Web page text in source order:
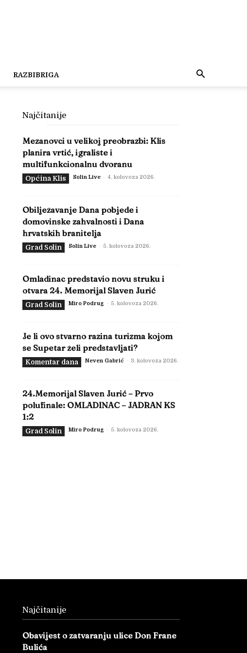
RAZBIBRIGA
Najčitanije
Mezanovci u velikoj preobrazbi: Klis
planira vrtić, igralište i
multifunkcionalnu dvoranu
Općina Klis Solin Live - 4. kolovoza 2026.
Obilježavanje Dana pobjede i
domovinske zahvalnosti i Dana
hrvatskih branitelja
Grad Solin Solin Live - 5. kolovoza 2026.
Omladinac predstavio novu struku i
otvara 24. Memorijal Slaven Jurić
Grad Solin Miro Podrug - 5. kolovoza 2026.
Je li ovo stvarno razina turizma kojom
se Supetar želi predstavljati?
Komentar dana Neven Gabrić - 3. kolovoza 2026.
24.Memorijal Slaven Jurić – Prvo
polufinale: OMLADINAC – JADRAN KS
1:2
Grad Solin Miro Podrug - 5. kolovoza 2026.
Najčitanije
Obavijest o zatvaranju ulice Don Frane
Bulića